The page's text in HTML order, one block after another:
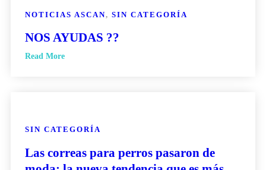
NOTICIAS ASCAN, SIN CATEGORÍA
NOS AYUDAS ??
Read More
SIN CATEGORÍA
Las correas para perros pasaron de